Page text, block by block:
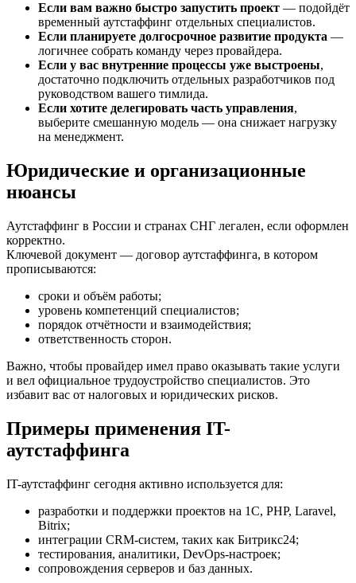
Если вам важно быстро запустить проект — подойдёт
временный аутстаффинг отдельных специалистов.
Если планируете долгосрочное развитие продукта —
логичнее собрать команду через провайдера.
Если у вас внутренние процессы уже выстроены,
достаточно подключить отдельных разработчиков под
руководством вашего тимлида.
Если хотите делегировать часть управления,
выберите смешанную модель — она снижает нагрузку
на менеджмент.
Юридические и организационные
нюансы
Аутстаффинг в России и странах СНГ легален, если оформлен
корректно.
Ключевой документ — договор аутстаффинга, в котором
прописываются:
сроки и объём работы;
уровень компетенций специалистов;
порядок отчётности и взаимодействия;
ответственность сторон.
Важно, чтобы провайдер имел право оказывать такие услуги
и вел официальное трудоустройство специалистов. Это
избавит вас от налоговых и юридических рисков.
Примеры применения IT-
аутстаффинга
IT-аутстаффинг сегодня активно используется для:
разработки и поддержки проектов на 1С, PHP, Laravel,
Bitrix;
интеграции CRM-систем, таких как Битрикс24;
тестирования, аналитики, DevOps-настроек;
сопровождения серверов и баз данных.